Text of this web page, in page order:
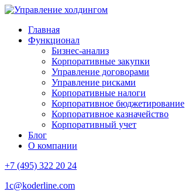
Главная
Функционал
Бизнес-анализ
Корпоративные закупки
Управление договорами
Управление рисками
Корпоративные налоги
Корпоративное бюджетирование
Корпоративное казначейство
Корпоративный учет
Блог
О компании
+7 (495) 322 20 24
1c@koderline.com